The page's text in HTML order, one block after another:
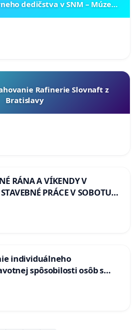
dedičstva v SNM – Múzeu
Rafinerie Slovnaft z
Bratislavy
RÁNA A VÍKENDY V
PRÁCE V SOBOTU
HOD., CEZ PRACOVNÝ
18.00 HOD. A PRAVIDELNÁ
C-AREA NA
individuálneho
spôsobilosti osôb s
pri prijímaní do